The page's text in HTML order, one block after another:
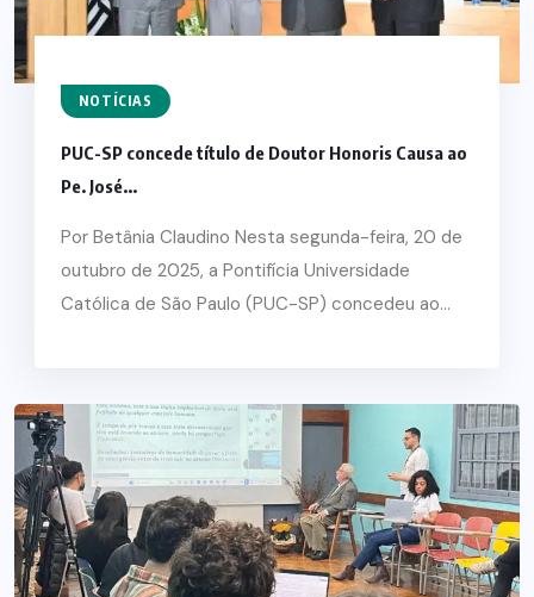
NOTÍCIAS
PUC-SP concede título de Doutor Honoris Causa ao
Pe. José...
Por Betânia Claudino Nesta segunda-feira, 20 de
outubro de 2025, a Pontifícia Universidade
Católica de São Paulo (PUC-SP) concedeu ao...